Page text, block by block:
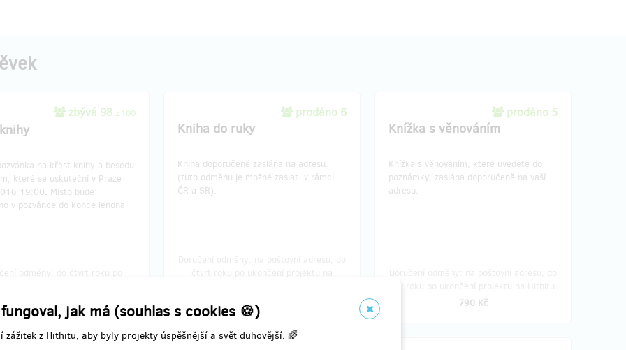
jak má (souhlas s cookies 🍪)
zážitek z Hithitu, aby byly projekty úspěšnější a svět duhovější. 🌈
zbývá 98 z 100
na křest knihy a besedu
které se uskuteční v Praze
19:00. Místo bude
v pozvánce do konce lendna
290 Kč
prodáno 6
Kniha do ruky
Kniha doporučeně zaslána na adresu.
(tuto odměnu je možné zaslat v rámci
ČR a SR).
590 Kč
prodáno 5
Knížka s věnováním
Knížka s věnováním, které uvedete do
poznámky, zaslána doporučeně na vaší
adresu.
půl roku po ukončení projektu na Hithitu
790 Kč